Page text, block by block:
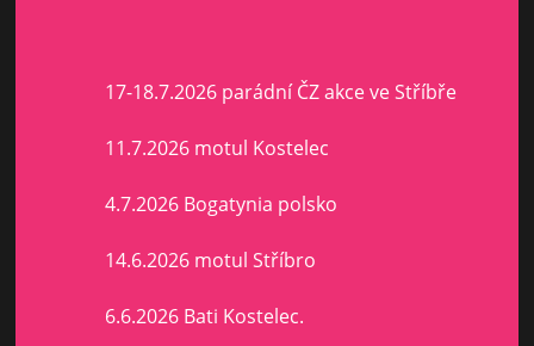
17-18.7.2026 parádní ČZ akce ve Stříbře
11.7.2026 motul Kostelec
4.7.2026 Bogatynia polsko
14.6.2026 motul Stříbro
6.6.2026 Bati Kostelec.